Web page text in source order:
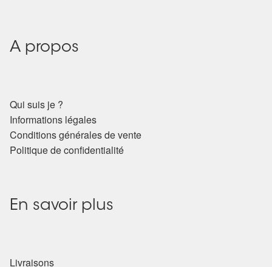
Harmonisation des lieux
Sels de bain
Encens
Cadeaux de naissance
A propos
Qui suis je ?
Informations légales
Conditions générales de vente
Politique de confidentialité
En savoir plus
Livraisons